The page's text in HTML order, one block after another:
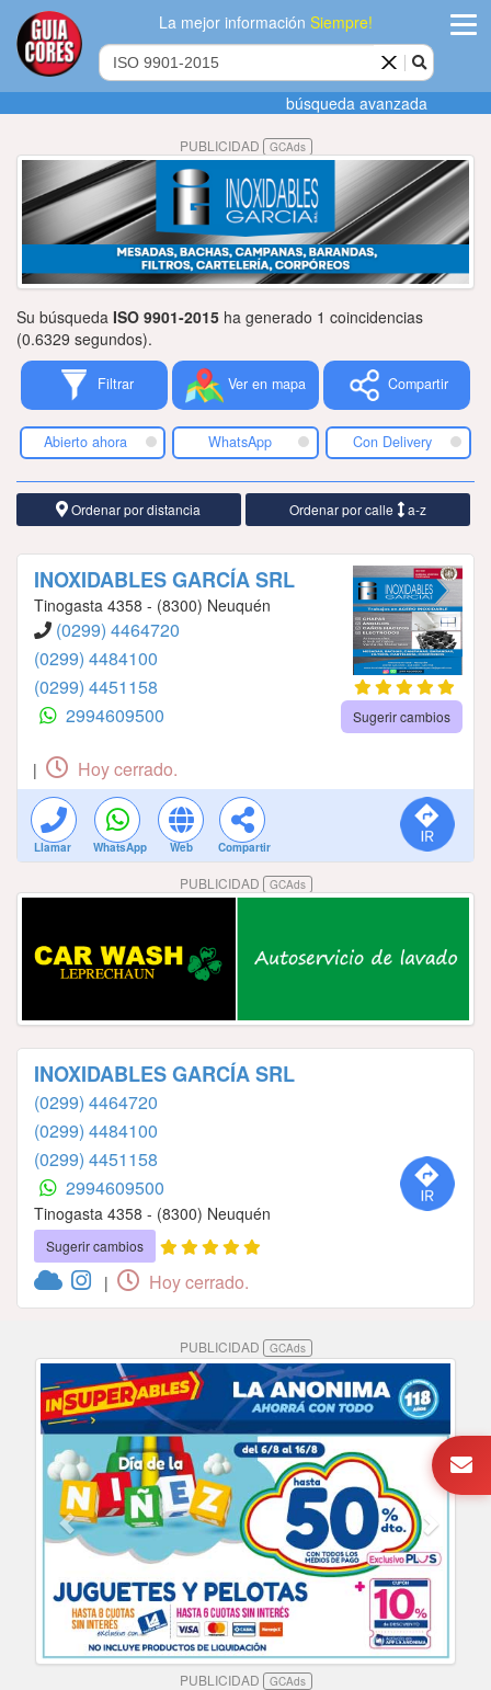
La mejor informaciónSiempre!
Agregar
empresa
Actualizar
datos
Publicidad
Tiendacores
Contactenos
búsqueda avanzada
PUBLICIDAD GCAds
Su búsqueda ISO 9901-2015 ha generado 1 coincidencias
(0.6329 segundos).
Filtrar Ver en mapa Compartir
Abierto ahora WhatsApp Con Delivery
Ordenar por distancia Ordenar por calle a-z
INOXIDABLES GARCÍA SRL
Tinogasta 4358 - (8300) Neuquén
(0299) 4464720
(0299) 4484100
(0299) 4451158
2994609500
Sugerir cambios
| Hoy cerrado.
Llamar WhatsApp Web Compartir
PUBLICIDAD GCAds
INOXIDABLES GARCÍA SRL
(0299) 4464720
(0299) 4484100
(0299) 4451158
2994609500
Tinogasta 4358 - (8300) Neuquén
Sugerir cambios
| Hoy cerrado.
PUBLICIDAD GCAds
PUBLICIDAD GCAds